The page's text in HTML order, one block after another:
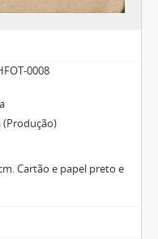
0008
(Produção)
Cartão e papel preto e